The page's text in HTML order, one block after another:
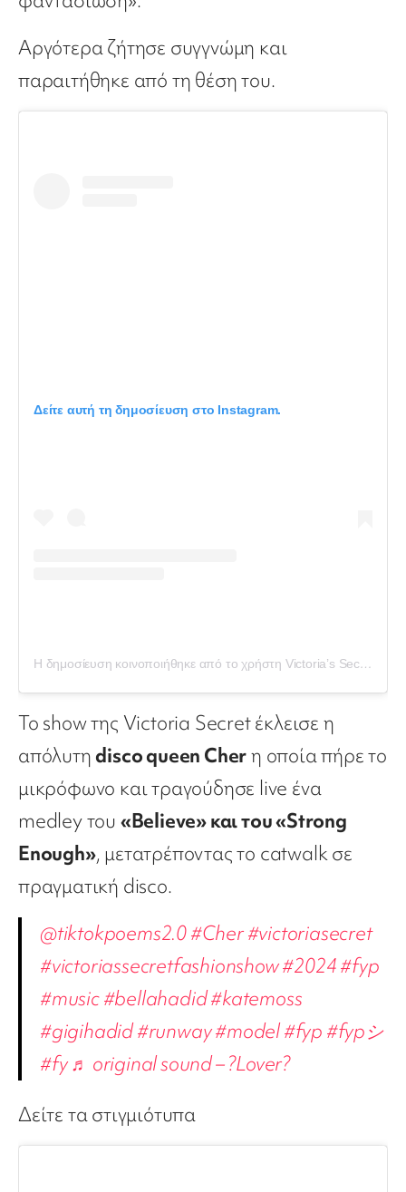
Αργότερα ζήτησε συγγνώμη και
παραιτήθηκε από τη θέση του.
Δείτε αυτή τη δημοσίευση στο Instagram.
Η δημοσίευση κοινοποιήθηκε από το χρήστη Victoria’s Secret (@victoriassecret)
Το show της Victoria Secret έκλεισε η
απόλυτη disco queen Cherη οποία πήρε το
μικρόφωνο και τραγούδησε live ένα
medley του «Βelieve» και του «Strong
Enough», μετατρέποντας το catwalk σε
πραγματική disco.
@tiktokpoems2.0#Cher#victoriasecret
#victoriassecretfashionshow#2024#fyp
#music#bellahadid#katemoss
#gigihadid#runway#model#fyp #fypシ
#fy♬ original sound – ?Lover?
Δείτε τα στιγμιότυπα